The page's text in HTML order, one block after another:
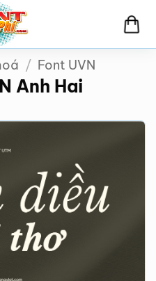
/ Font UVN
Anh Hai